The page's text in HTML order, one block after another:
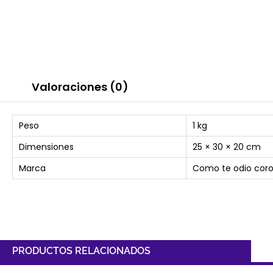
Valoraciones (0)
Peso
1 kg
Dimensiones
25 × 30 × 20 cm
Marca
Como te odio
PRODUCTOS RELACIONADOS